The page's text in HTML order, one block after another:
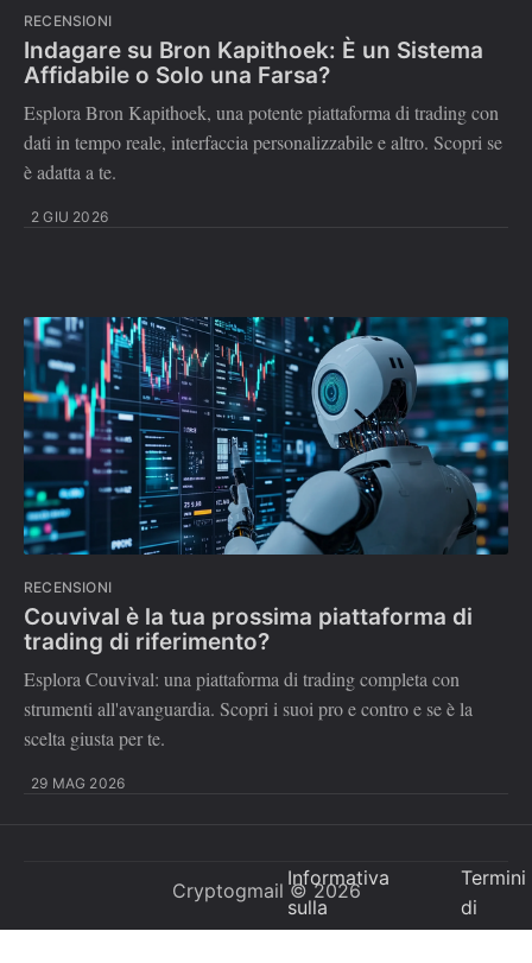
RECENSIONI
Indagare su Bron Kapithoek: È un Sistema
Affidabile o Solo una Farsa?
Esplora Bron Kapithoek, una potente piattaforma di trading con
dati in tempo reale, interfaccia personalizzabile e altro. Scopri se
è adatta a te.
2 GIU 2026
RECENSIONI
Couvival è la tua prossima piattaforma di
trading di riferimento?
Esplora Couvival: una piattaforma di trading completa con
strumenti all'avanguardia. Scopri i suoi pro e contro e se è la
scelta giusta per te.
29 MAG 2026
Informativa
sulla
Privacy
Termini
di
utilizzo
Cryptogmail © 2026